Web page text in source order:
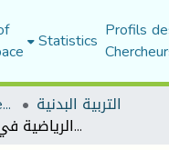
Statistics Profils
Institute of Sports Sciences and Techniques التربية البدنية
واقع المراقبة الطبية والصحية خلال حصة التربية البدنية والرياضية في طور المتوسط